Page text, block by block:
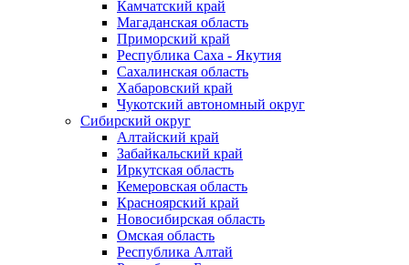
Камчатский край
Магаданская область
Приморский край
Республика Саха - Якутия
Сахалинская область
Хабаровский край
Чукотский автономный округ
Сибирский округ
Алтайский край
Забайкальский край
Иркутская область
Кемеровская область
Красноярский край
Новосибирская область
Омская область
Республика Алтай